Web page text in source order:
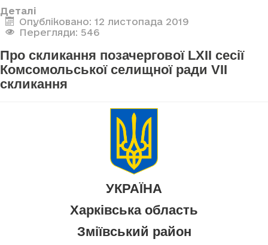
Деталі
Опубліковано: 12 листопада 2019
Перегляди: 546
Про скликання позачергової LXII сесії
Комсомольської селищної ради VII
скликання
УКРАЇНА
Харківська область
Зміївський район